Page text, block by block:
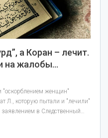
а Коран – лечит.
на жалобы…
"оскорблением женщин"
Л., которую пытали и "лечили"
заявлением в Следственный…